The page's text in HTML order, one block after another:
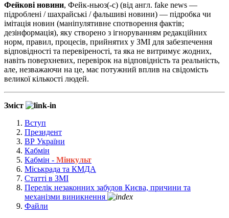
Фейкові новини, Фейк-ньюз(-с) (від англ. fake news —
підроблені / шахрайські / фальшиві новини) — підробка чи
імітація новин (маніпулятивне спотворення фактів;
дезінформація), яку створено з ігноруванням редакційних
норм, правил, процесів, прийнятих у ЗМІ для забезпечення
відповідності та перевіреності, та яка не витримує жодних,
навіть поверхневих, перевірок на відповідність та реальність,
але, незважаючи на це, має потужний вплив на свідомість
великої кількості людей.
Зміст
Вступ
Президент
ВР України
Кабмін
Кабмін - Мінкульт
Міськрада та КМДА
Статті в ЗМІ
Перелік незаконних забудов Києва, причини та
механізми виникнення
Файли